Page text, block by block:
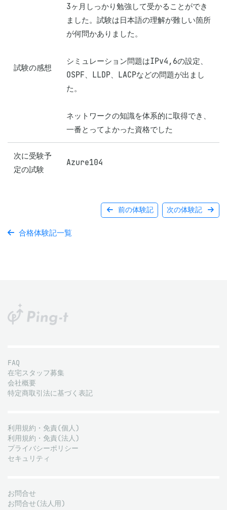
試験の感想
3ヶ月しっかり勉強して受かることができ
ました。試験は日本語の理解が難しい箇所
が何問かありました。
シミュレーション問題はIPv4,6の設定、
OSPF、LLDP、LACPなどの問題が出まし
た。
ネットワークの知識を体系的に取得でき、
一番とってよかった資格でした
次に受験予
定の試験
Azure104
前の体験記 次の体験記
合格体験記一覧
FAQ
在宅スタッフ募集
会社概要
特定商取引法に基づく表記
利用規約・免責(個人)
利用規約・免責(法人)
プライバシーポリシー
セキュリティ
お問合せ
お問合せ(法人用)